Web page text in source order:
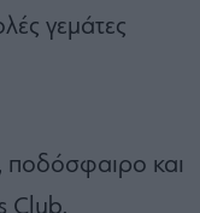
γεμάτες
ποδόσφαιρο και
Club.